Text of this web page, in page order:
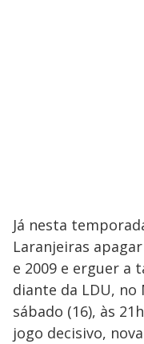
Já nesta
Laranjeiras
e 2009 e erguer a
diante da LDU, no
sábado (16), às
jogo decisivo,